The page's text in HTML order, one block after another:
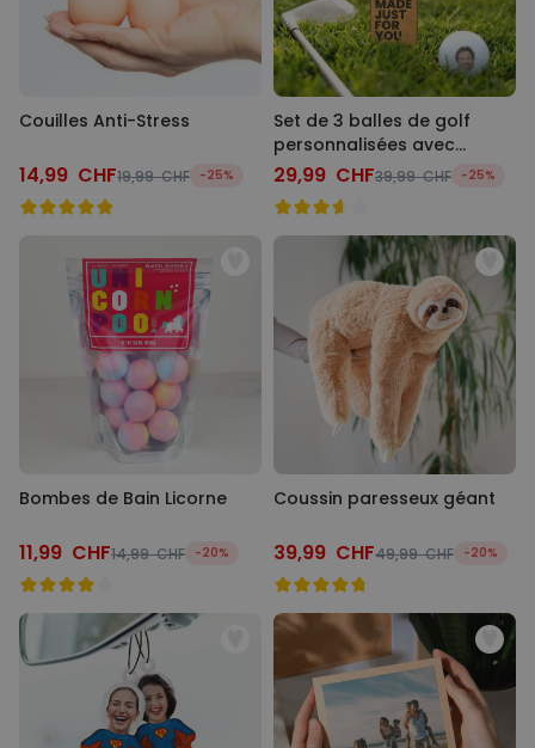
Couilles Anti-Stress
14,99 CHF19,99 CHF -25%
Set de 3 balles de golf
personnalisées avec
visage
29,99 CHF39,99 CHF -25%
Bombes de Bain Licorne
11,99 CHF14,99 CHF -20%
Coussin paresseux géant
39,99 CHF49,99 CHF -20%